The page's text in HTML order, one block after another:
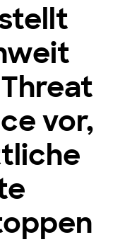
vor,